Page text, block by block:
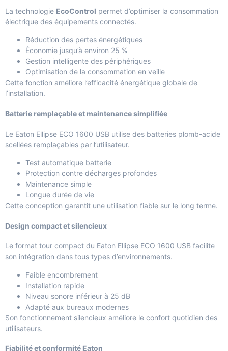
La technologie EcoControl permet d’optimiser la consommation
électrique des équipements connectés.
Réduction des pertes énergétiques
Économie jusqu’à environ 25 %
Gestion intelligente des périphériques
Optimisation de la consommation en veille
Cette fonction améliore l’efficacité énergétique globale de
l’installation.
Batterie remplaçable et maintenance simplifiée
Le Eaton Ellipse ECO 1600 USB utilise des batteries plomb-acide
scellées remplaçables par l’utilisateur.
Test automatique batterie
Protection contre décharges profondes
Maintenance simple
Longue durée de vie
Cette conception garantit une utilisation fiable sur le long terme.
Design compact et silencieux
Le format tour compact du Eaton Ellipse ECO 1600 USB facilite
son intégration dans tous types d’environnements.
Faible encombrement
Installation rapide
Niveau sonore inférieur à 25 dB
Adapté aux bureaux modernes
Son fonctionnement silencieux améliore le confort quotidien des
utilisateurs.
Fiabilité et conformité Eaton